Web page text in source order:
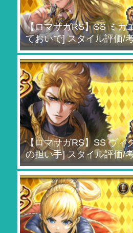
【ロマサガRS】SS ミカ
ておいで] スタイル評価/
【ロマサガRS】SS ヴィ
の担い手] スタイル評価/